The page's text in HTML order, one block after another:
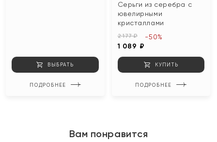
ВЫБРАТЬ
ПОДРОБНЕЕ
Серьги из серебра с
ювелирными
кристаллами
2 177 ₽
1 089 ₽
-50%
КУПИТЬ
ПОДРОБНЕЕ
Вам понравится